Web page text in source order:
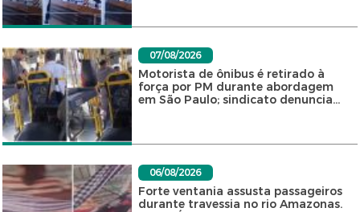
07/08/2026
Motorista de ônibus é retirado à
força por PM durante abordagem
em São Paulo; sindicato denuncia...
06/08/2026
Forte ventania assusta passageiros
durante travessia no rio Amazonas.